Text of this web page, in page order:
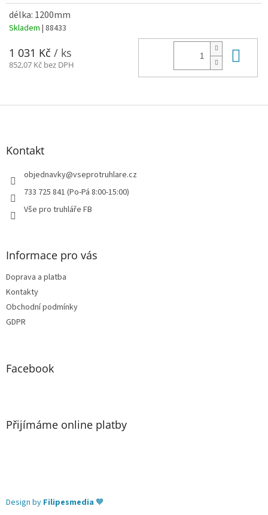
délka: 1200mm
Skladem | 88433
1 031 Kč / ks
852,07 Kč bez DPH
Z
Kontakt
objednavky@vseprotruhlare.cz
733 725 841 (Po-Pá 8:00-15:00)
Vše pro truhláře FB
Informace pro vás
Doprava a platba
Kontakty
Obchodní podmínky
GDPR
Facebook
Přijímáme online platby
Design by Filipesmedia 🧡